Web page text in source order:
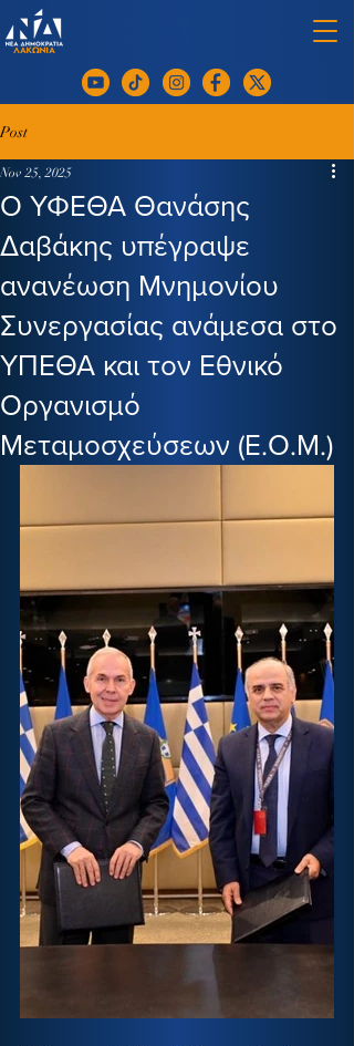
Post
Ο ΥΦΕΘΑ Θανάσης
Δαβάκης υπέγραψε
ανανέωση Μνημονίου
Συνεργασίας ανάμεσα στο
ΥΠΕΘΑ και τον Εθνικό
Οργανισμό
Μεταμοσχεύσεων (Ε.Ο.Μ.)
Nov 25, 2025